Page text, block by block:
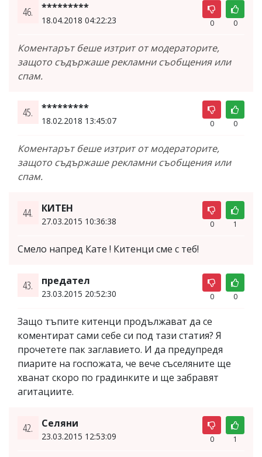
46. *********
18.04.2018 04:22:23 0 0
Коментарът беше изтрит от модераторите,
защото съдържаше рекламни съобщения или
спам.
45. *********
18.02.2018 13:45:07 0 0
Коментарът беше изтрит от модераторите,
защото съдържаше рекламни съобщения или
спам.
44. КИТЕН
27.03.2015 10:36:38 0 1
Смело напред Кате ! Китенци сме с теб!
43. предател
23.03.2015 20:52:30 0 0
Защо тъпите китенци продължават да се
коментират сами себе си под тази статия? Я
прочетете пак заглавието. И да предупредя
пиарите на госпожата, че вече съселяните ще
хванат скоро по градинките и ще забравят
агитациите.
42. Селяни
23.03.2015 12:53:09 0 1